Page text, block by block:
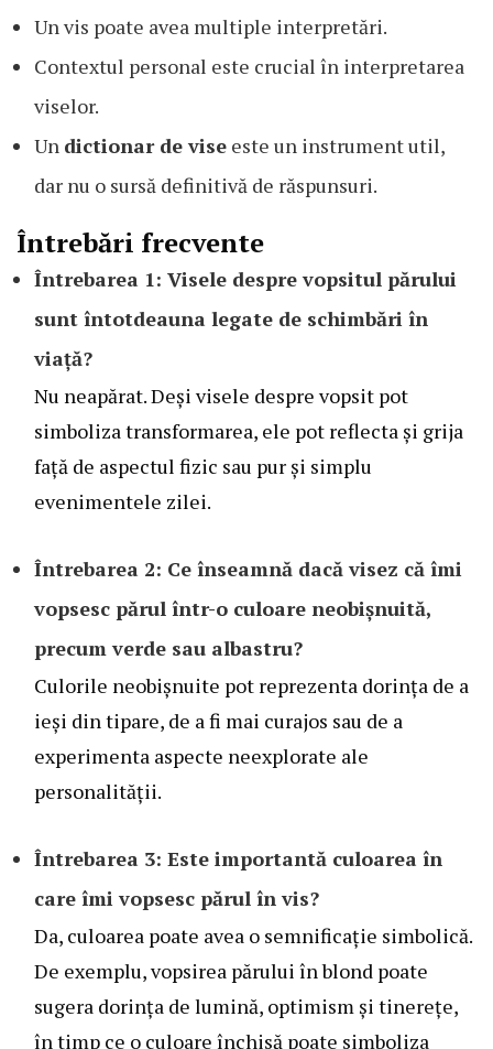
Un vis poate avea multiple interpretări.
Contextul personal este crucial în interpretarea
viselor.
Un dictionar de vise este un instrument util,
dar nu o sursă definitivă de răspunsuri.
Întrebări frecvente
Întrebarea 1: Visele despre vopsitul părului
sunt întotdeauna legate de schimbări în
viață?
Nu neapărat. Deși visele despre vopsit pot
simboliza transformarea, ele pot reflecta și grija
față de aspectul fizic sau pur și simplu
evenimentele zilei.
Întrebarea 2: Ce înseamnă dacă visez că îmi
vopsesc părul într-o culoare neobișnuită,
precum verde sau albastru?
Culorile neobișnuite pot reprezenta dorința de a
ieși din tipare, de a fi mai curajos sau de a
experimenta aspecte neexplorate ale
personalității.
Întrebarea 3: Este importantă culoarea în
care îmi vopsesc părul în vis?
Da, culoarea poate avea o semnificație simbolică.
De exemplu, vopsirea părului în blond poate
sugera dorința de lumină, optimism și tinerețe,
în timp ce o culoare închisă poate simboliza